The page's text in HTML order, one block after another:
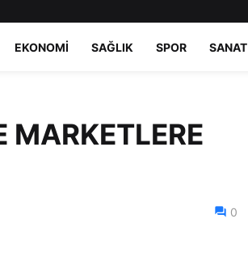
EKONOMI SAĞLIK SPOR SANAT
MARKETLERE
0